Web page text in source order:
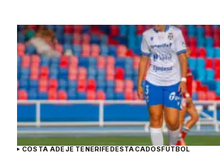
COSTA ADEJE TENERIFEDESTACADOSFÚTBOL